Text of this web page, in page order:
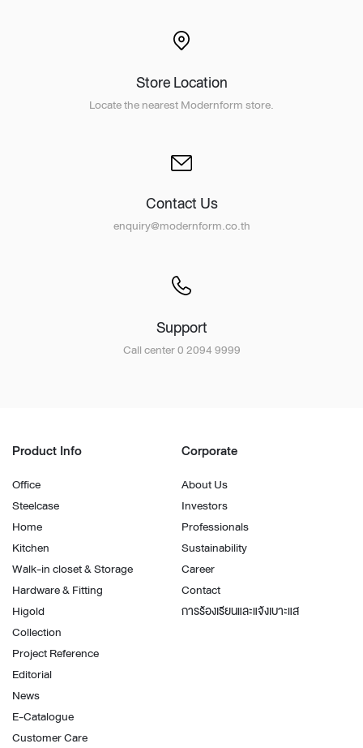
Store Location
Locate the nearest Modernform store.
Contact Us
enquiry@modernform.co.th
Support
Call center 0 2094 9999
Product Info
Office
Steelcase
Home
Kitchen
Walk-in closet & Storage
Hardware & Fitting
Higold
Collection
Project Reference
Editorial
News
E-Catalogue
Customer Care
Corporate
About Us
Investors
Professionals
Sustainability
Career
Contact
การร้องเรียนและแจ้งเบาะแส